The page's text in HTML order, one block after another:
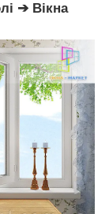
➔ Вікна